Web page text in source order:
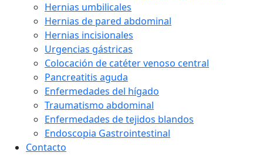
Hernias umbilicales
Hernias de pared abdominal
Hernias incisionales
Urgencias gástricas
Colocación de catéter venoso central
Pancreatitis aguda
Enfermedades del hígado
Traumatismo abdominal
Enfermedades de tejidos blandos
Endoscopia Gastrointestinal
Contacto